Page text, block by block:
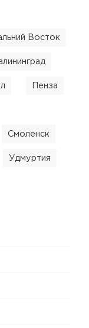
Восток
Пенза
Смоленск
Удмуртия